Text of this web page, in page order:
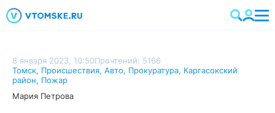
8 января 2023, 10:50Прочтений: 5166
Томск, Происшествия, Авто, Прокуратура, Каргасокский
район, Пожар
Мария Петрова